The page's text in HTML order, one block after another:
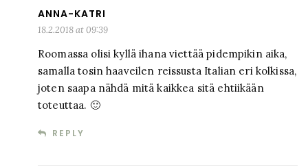
ANNA-KATRI
18.2.2018 at 09:39
Roomassa olisi kyllä ihana viettää pidempikin aika,
samalla tosin haaveilen reissusta Italian eri kolkissa,
joten saapa nähdä mitä kaikkea sitä ehtiikään
toteuttaa. 🙂
REPLY